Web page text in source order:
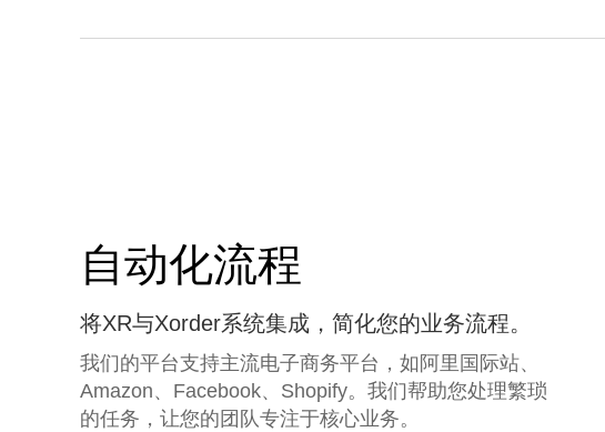
自动化流程
将XR与Xorder系统集成，简化您的业务流程。
我们的平台支持主流电子商务平台，如阿里国际站、
Amazon、Facebook、Shopify。我们帮助您处理繁琐
的任务，让您的团队专注于核心业务。